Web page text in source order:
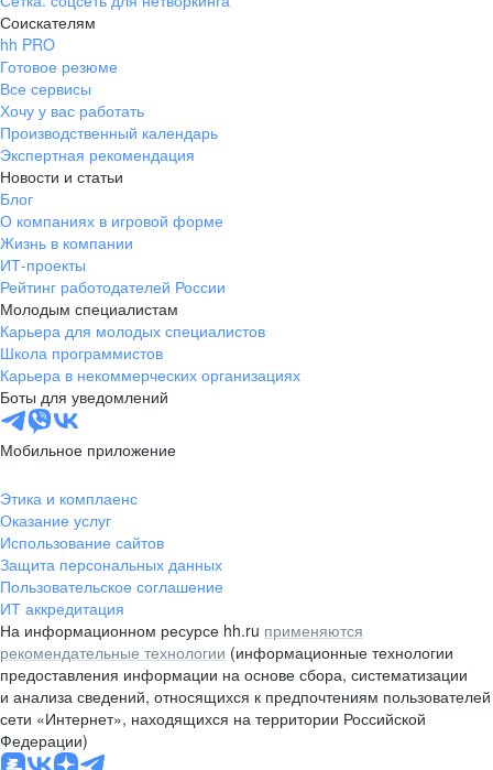
Соискателям
hh PRO
Готовое резюме
Все сервисы
Хочу у вас работать
Производственный календарь
Экспертная рекомендация
Новости и статьи
Блог
О компаниях в игровой форме
Жизнь в компании
ИТ-проекты
Рейтинг работодателей России
Молодым специалистам
Карьера для молодых специалистов
Школа программистов
Карьера в некоммерческих организациях
Боты для уведомлений
Мобильное приложение
Этика и комплаенс
Оказание услуг
Использование сайтов
Защита персональных данных
Пользовательское соглашение
ИТ аккредитация
На информационном ресурсе hh.ru применяются
рекомендательные технологии (информационные технологии
предоставления информации на основе сбора, систематизации
и анализа сведений, относящихся к предпочтениям пользователей
сети «Интернет», находящихся на территории Российской
Федерации)